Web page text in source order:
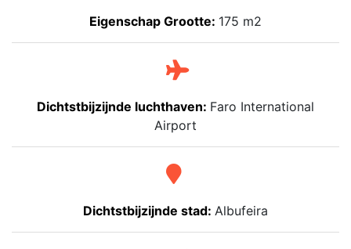
Eigenschap Grootte: 175 m2
Dichtstbijzijnde luchthaven: Faro International
Airport
Dichtstbijzijnde stad: Albufeira